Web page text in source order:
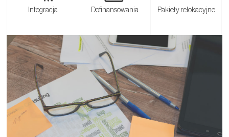
Integracja Dofinansowania Pakiety relokacyjne